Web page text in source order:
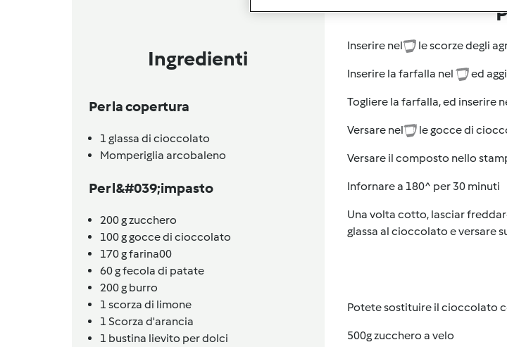
Ingredienti
Per la copertura
1 glassa di cioccolato
Momperiglia arcobaleno
Per l&#039;impasto
200gzucchero
100ggocce di cioccolato
170gfarina00
60gfecola di patate
200g burro
1 scorza di limone
1 Scorza d'arancia
1 bustina lievito per dolci
Inserire nel le scorze degli
Inserire la farfalla nel ed
Togliere la farfalla, ed inserire
Versare nel le gocce di
Versare il composto nello
Infornare a 180^ per 30 minuti
Una volta cotto, lasciar
glassa al cioccolato e versare
Potete sostituire il cioccolato
500g zucchero a velo